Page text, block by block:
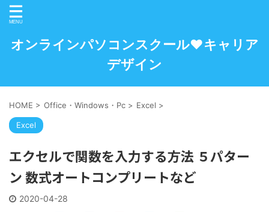
オンラインパソコンスクール♥キャリア
デザイン
HOME > Office・Windows・Pc > Excel >
Excel
エクセルで関数を入力する方法 ５パター
ン 数式オートコンプリートなど
2020-04-28